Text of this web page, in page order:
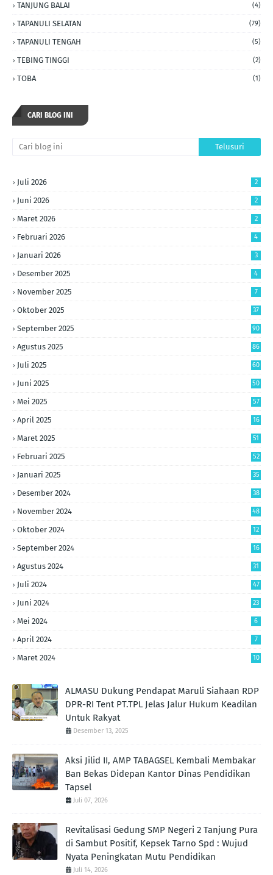
TANJUNG BALAI (4)
TAPANULI SELATAN (79)
TAPANULI TENGAH (5)
TEBING TINGGI (2)
TOBA (1)
CARI BLOG INI
Juli 2026 2
Juni 2026 2
Maret 2026 2
Februari 2026 4
Januari 2026 3
Desember 2025 4
November 2025 7
Oktober 2025 37
September 2025 90
Agustus 2025 86
Juli 2025 60
Juni 2025 50
Mei 2025 57
April 2025 16
Maret 2025 51
Februari 2025 52
Januari 2025 35
Desember 2024 38
November 2024 48
Oktober 2024 12
September 2024 16
Agustus 2024 31
Juli 2024 47
Juni 2024 23
Mei 2024 6
April 2024 7
Maret 2024 10
ALMASU Dukung Pendapat Maruli Siahaan RDP
DPR-RI Tent PT.TPL Jelas Jalur Hukum Keadilan
Untuk Rakyat
Desember 13, 2025
Aksi Jilid II, AMP TABAGSEL Kembali Membakar
Ban Bekas Didepan Kantor Dinas Pendidikan
Tapsel
Juli 07, 2026
Revitalisasi Gedung SMP Negeri 2 Tanjung Pura
di Sambut Positif, Kepsek Tarno Spd : Wujud
Nyata Peningkatan Mutu Pendidikan
Juli 14, 2026